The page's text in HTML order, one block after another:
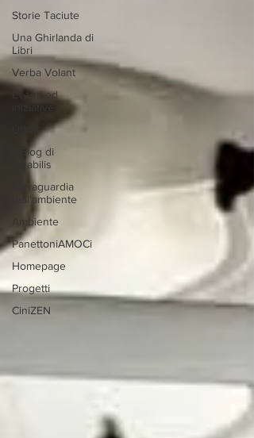
Storie Taciute
Una Ghirlanda di
Libri
Verba Volant
Eventi ed
Il Blog di
Mirabilis
Salvaguardia
dell'ambiente
Ambiente
PanettoniAMOCi
Homepage
Progetti
CiniZEN